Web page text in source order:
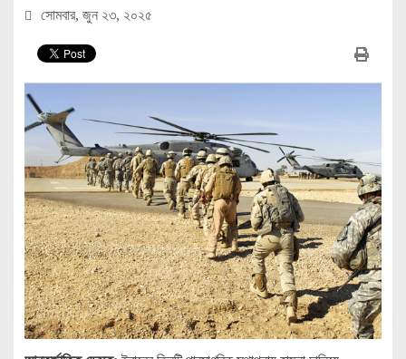
সোমবার, জুন ২৩, ২০২৫